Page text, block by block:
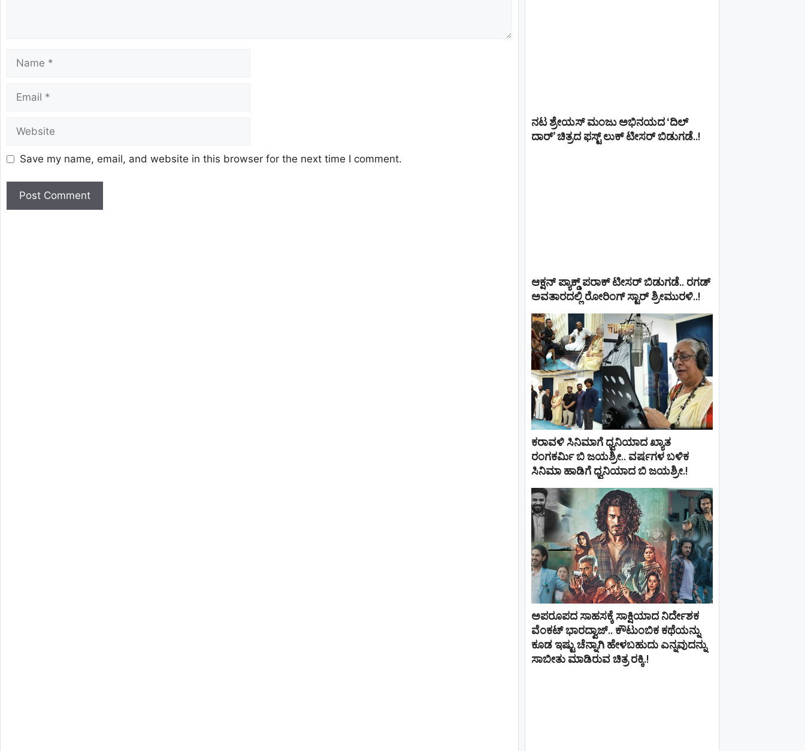
Save my name, email, and website in this browser for the next time I comment.
ನಟ ಶ್ರೇಯಸ್ ಮಂಜು ಅಭಿನಯದ ‘ದಿಲ್
ದಾರ್’ ಚಿತ್ರದ ಫಸ್ಟ್ ಲುಕ್ ಟೀಸರ್ ಬಿಡುಗಡೆ..!
ಆಕ್ಷನ್ ಪ್ಯಾಕ್ಡ್ ಪರಾಕ್ ಟೀಸರ್ ಬಿಡುಗಡೆ.. ರಗಡ್
ಅವತಾರದಲ್ಲಿ ರೋರಿಂಗ್ ಸ್ಟಾರ್ ಶ್ರೀಮುರಳಿ..!
ಕರಾವಳಿ ಸಿನಿಮಾಗೆ ಧ್ವನಿಯಾದ ಖ್ಯಾತ
ರಂಗಕರ್ಮಿ ಬಿ ಜಯಶ್ರೀ.. ವರ್ಷಗಳ ಬಳಿಕ
ಸಿನಿಮಾ ಹಾಡಿಗೆ ಧ್ವನಿಯಾದ ಬಿ ಜಯಶ್ರೀ.!
ಅಪರೂಪದ ಸಾಹಸಕ್ಕೆ ಸಾಕ್ಷಿಯಾದ ನಿರ್ದೇಶಕ
ವೆಂಕಟ್ ಭಾರದ್ವಾಜ್.. ಕೌಟುಂಬಿಕ ಕಥೆಯನ್ನು
ಕೂಡ ಇಷ್ಟು ಚೆನ್ನಾಗಿ ಹೇಳಬಹುದು ಎನ್ನವುದನ್ನು
ಸಾಬೀತು ಮಾಡಿರುವ ಚಿತ್ರ ರಕ್ಕಿ.!